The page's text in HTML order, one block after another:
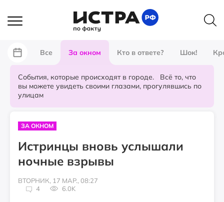
Все За окном Кто в ответе? Шок!
События, которые происходят в городе. Всё то, что
вы можете увидеть своими глазами, прогулявшись по
улицам
ЗА ОКНОМ
Истринцы вновь услышали
ночные взрывы
ВТОРНИК, 17 МАР., 08:27
4
6.0K